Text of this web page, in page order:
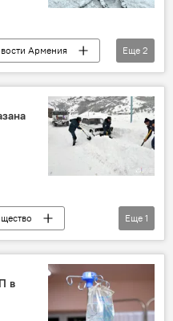
Армения
Еще 2
Еще 1
в